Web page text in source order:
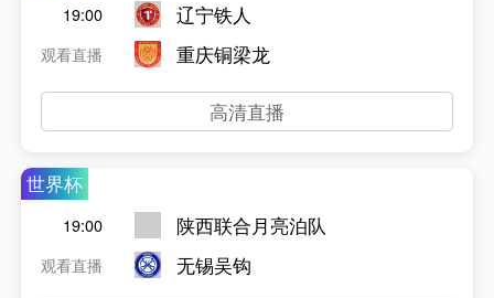
19:00
观看直播
辽宁铁人
重庆铜梁龙
高清直播
世界杯
19:00
观看直播
陕西联合月亮泊队
无锡吴钩